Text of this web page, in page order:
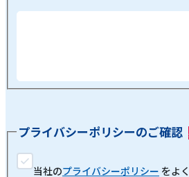
プライバシーポリシーのご確認
当社のプライバシーポリシー をよ